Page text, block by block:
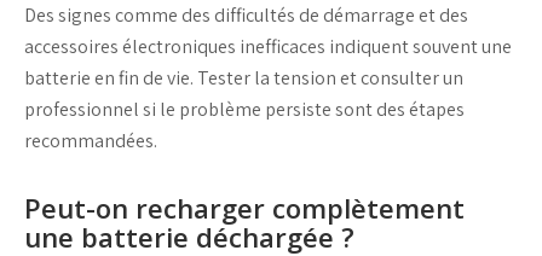
Des signes comme des difficultés de démarrage et des
accessoires électroniques inefficaces indiquent souvent une
batterie en fin de vie. Tester la tension et consulter un
professionnel si le problème persiste sont des étapes
recommandées.
Peut-on recharger complètement
une batterie déchargée ?